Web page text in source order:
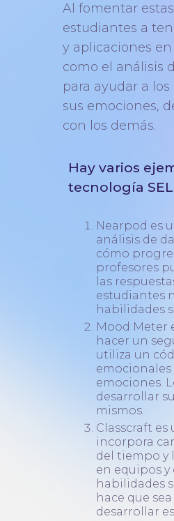
Al fomentar
estudiantes a
y aplicaciones
como el análisis
para ayudar a
sus emociones,
con los demás.
Hay varios
tecnología
Nearpod es
análisis de
cómo
profesores
las
estudiantes
habilidades
Mood Meter
hacer un
utiliza un
emocionales
emociones.
desarrollar
mismos.
Classcraft
incorpora
del tiempo y
en equipos
habilidades
hace que
desarrollar